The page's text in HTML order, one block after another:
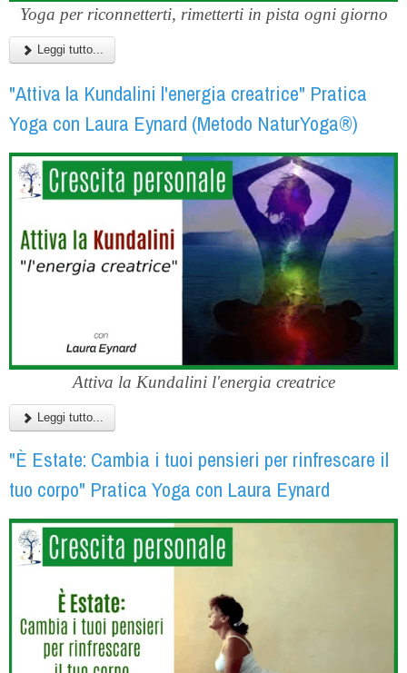
Yoga per riconnetterti, rimetterti in pista ogni giorno
Leggi tutto...
"Attiva la Kundalini l'energia creatrice" Pratica
Yoga con Laura Eynard (Metodo NaturYoga®)
Attiva la Kundalini l'energia creatrice
Leggi tutto...
"È Estate: Cambia i tuoi pensieri per rinfrescare il
tuo corpo" Pratica Yoga con Laura Eynard